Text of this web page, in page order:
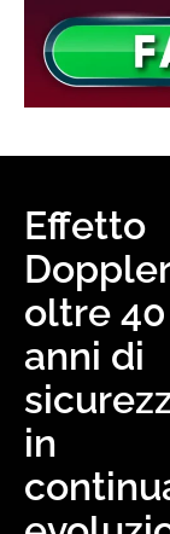
Effetto
oltre 40
anni di
in